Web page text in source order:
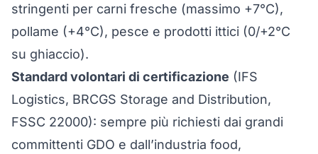
stringenti per carni fresche (massimo +7°C),
pollame (+4°C), pesce e prodotti ittici (0/+2°C
su ghiaccio).
Standard volontari di certificazione (IFS
Logistics, BRCGS Storage and Distribution,
FSSC 22000): sempre più richiesti dai grandi
committenti GDO e dall’industria food,